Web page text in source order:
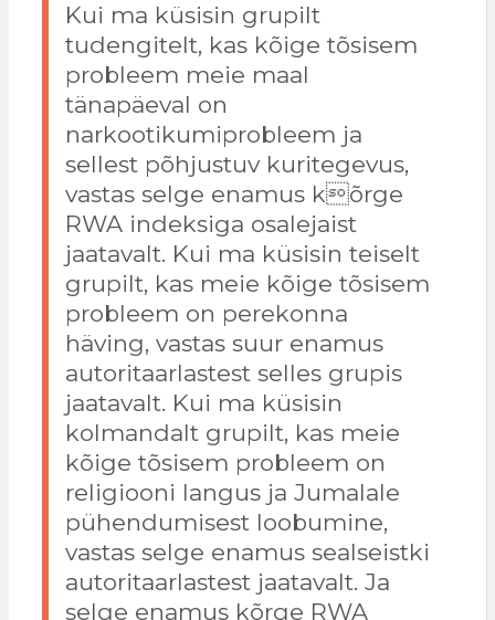
Kui ma küsisin grupilt
tudengitelt, kas kõige tõsisem
probleem meie maal
tänapäeval on
narkootikumiprobleem ja
sellest põhjustuv kuritegevus,
vastas selge enamus kõrge
RWA indeksiga osalejaist
jaatavalt. Kui ma küsisin teiselt
grupilt, kas meie kõige tõsisem
probleem on perekonna
häving, vastas suur enamus
autoritaarlastest selles grupis
jaatavalt. Kui ma küsisin
kolmandalt grupilt, kas meie
kõige tõsisem probleem on
religiooni langus ja Jumalale
pühendumisest loobumine,
vastas selge enamus sealseistki
autoritaarlastest jaatavalt. Ja
selge enamus kõrge RWA